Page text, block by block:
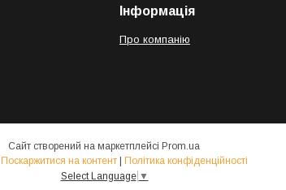
Інформація
Про компанію
Сайт створений на маркетплейсі Prom.ua
Поскаржитися на контент | Політика конфіденційності
Select Language ▼